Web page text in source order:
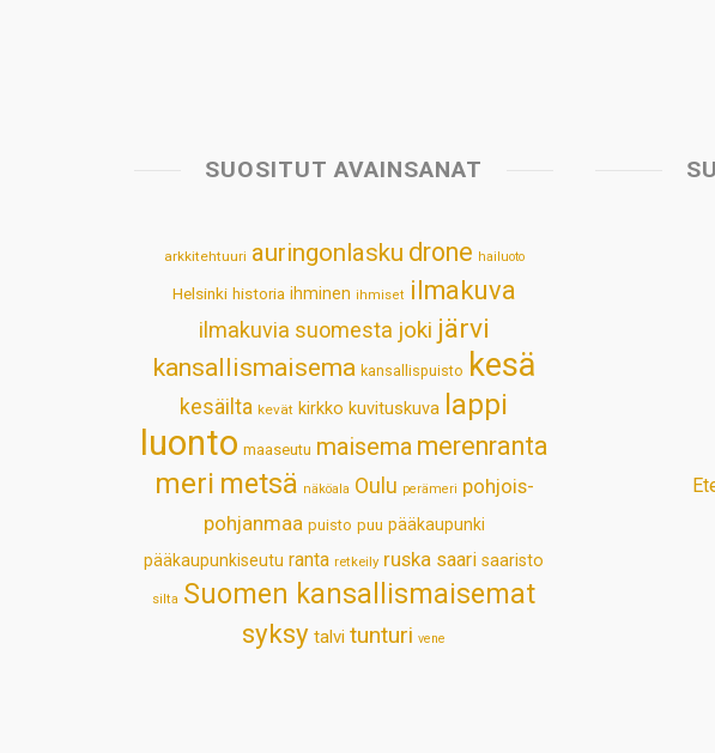
SUOSITUT AVAINSANAT
arkkitehtuuri auringonlasku drone hailuoto
Helsinki historia ihminen ihmiset ilmakuva
ilmakuvia suomesta joki järvi
kansallismaisema kansallispuisto kesä
kesäilta kevät kirkko kuvituskuva lappi
luonto maaseutu maisema merenranta
meri metsä näköala Oulu perämeri pohjois-
pohjanmaa puisto puu pääkaupunki
pääkaupunkiseutu ranta retkeily ruska saari saaristo
silta Suomen kansallismaisemat
syksy talvi tunturi vene